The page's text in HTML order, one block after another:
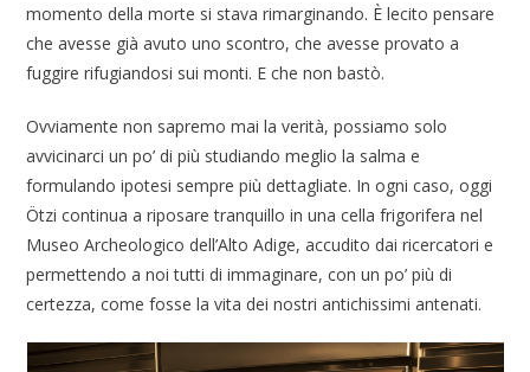
momento della morte si stava rimarginando. È lecito pensare
che avesse già avuto uno scontro, che avesse provato a
fuggire rifugiandosi sui monti. E che non bastò.
Ovviamente non sapremo mai la verità, possiamo solo
avvicinarci un po’ di più studiando meglio la salma e
formulando ipotesi sempre più dettagliate. In ogni caso, oggi
Ötzi continua a riposare tranquillo in una cella frigorifera nel
Museo Archeologico dell’Alto Adige, accudito dai ricercatori e
permettendo a noi tutti di immaginare, con un po’ più di
certezza, come fosse la vita dei nostri antichissimi antenati.